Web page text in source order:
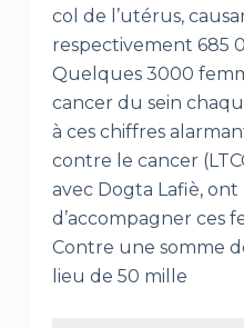
col de l’utérus,
respectivement 685
Quelques 3000
cancer du sein
à ces chiffres
contre le cancer
avec Dogta Lafiè,
d’accompagner ces
Contre une somme
lieu de 50 mille